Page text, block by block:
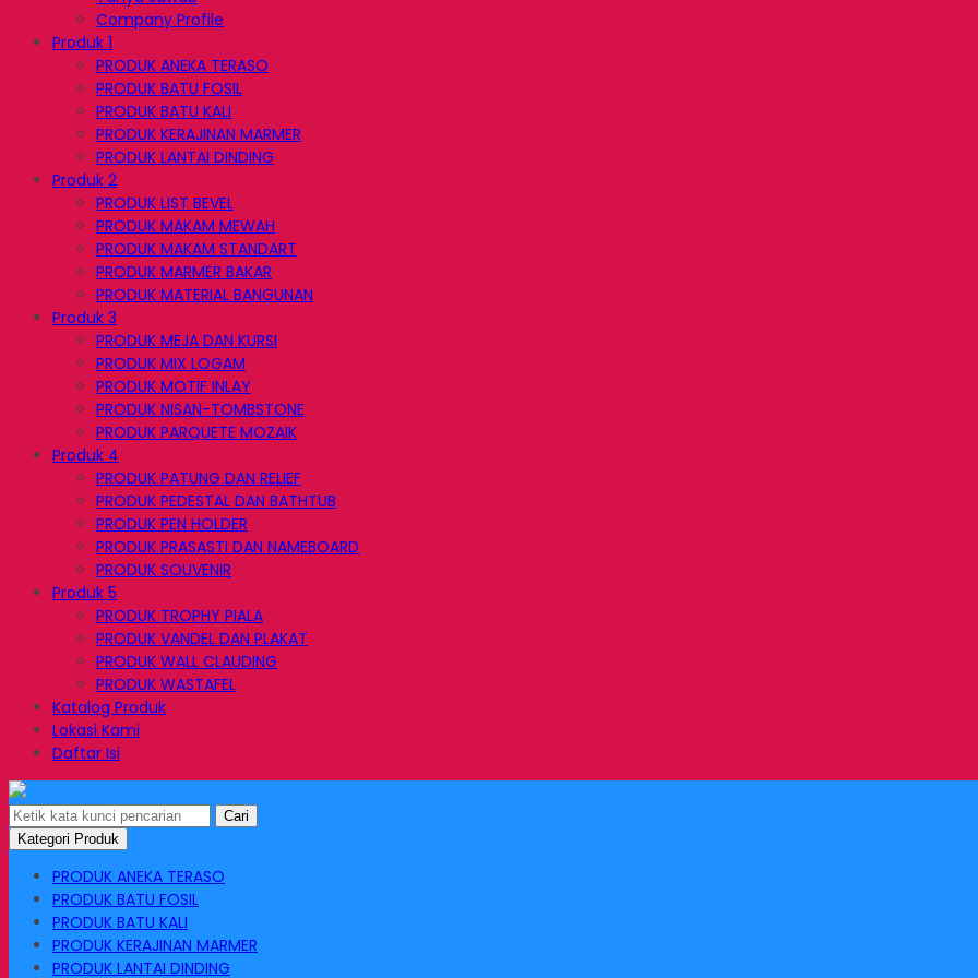
Company Profile
Produk 1
PRODUK ANEKA TERASO
PRODUK BATU FOSIL
PRODUK BATU KALI
PRODUK KERAJINAN MARMER
PRODUK LANTAI DINDING
Produk 2
PRODUK LIST BEVEL
PRODUK MAKAM MEWAH
PRODUK MAKAM STANDART
PRODUK MARMER BAKAR
PRODUK MATERIAL BANGUNAN
Produk 3
PRODUK MEJA DAN KURSI
PRODUK MIX LOGAM
PRODUK MOTIF INLAY
PRODUK NISAN-TOMBSTONE
PRODUK PARQUETE MOZAIK
Produk 4
PRODUK PATUNG DAN RELIEF
PRODUK PEDESTAL DAN BATHTUB
PRODUK PEN HOLDER
PRODUK PRASASTI DAN NAMEBOARD
PRODUK SOUVENIR
Produk 5
PRODUK TROPHY PIALA
PRODUK VANDEL DAN PLAKAT
PRODUK WALL CLAUDING
PRODUK WASTAFEL
Katalog Produk
Lokasi Kami
Daftar Isi
Cari
Kategori Produk
PRODUK ANEKA TERASO
PRODUK BATU FOSIL
PRODUK BATU KALI
PRODUK KERAJINAN MARMER
PRODUK LANTAI DINDING